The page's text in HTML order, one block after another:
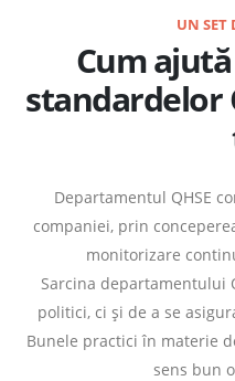
UN SET
Cum
standardelor
Departamentul QHSE
companiei, prin
monitorizare
Sarcina departamentului
politici, ci și de a se
Bunele practici în materie
sens bun